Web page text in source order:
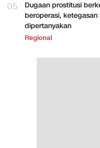
05
Dugaan prostitusi
beroperasi, ketegasan
dipertanyakan
Regional